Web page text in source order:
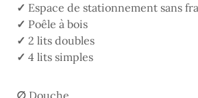
✓ Espace de stationnement sans
✓ Poêle à bois
✓ 2 lits doubles
✓ 4 lits simples
∅ Douche